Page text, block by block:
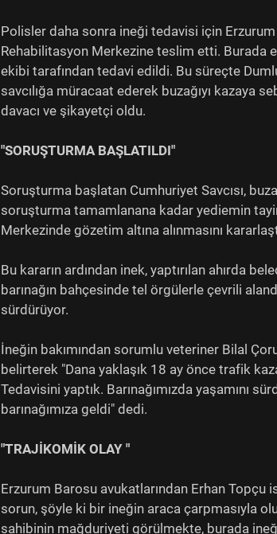
Polisler daha sonra ineği tedavisi için
Rehabilitasyon Merkezine teslim etti. Burada
ekibi tarafından tedavi edildi. Bu süreçte
savcılığa müracaat ederek buzağıyı kazaya
davacı ve şikayetçi oldu.
"SORUŞTURMA BAŞLATILDI"
Soruşturma başlatan Cumhuriyet Savcısı,
soruşturma tamamlanana kadar yediemin
Merkezinde gözetim altına alınmasını
Bu kararın ardından inek, yaptırılan ahırda
barınağın bahçesinde tel örgülerle çevrili
sürdürüyor.
İneğin bakımından sorumlu veteriner Bilal
belirterek "Dana yaklaşık 18 ay önce trafik
Tedavisini yaptık. Barınağımızda yaşamını
barınağımıza geldi" dedi.
"TRAJİKOMİK OLAY "
Erzurum Barosu avukatlarından Erhan Topçu
sorun, şöyle ki bir ineğin araca çarpmasıyla
sahibinin mağduriyeti görülmekte, burada